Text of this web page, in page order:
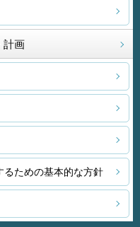
計画
るための基本的な方針